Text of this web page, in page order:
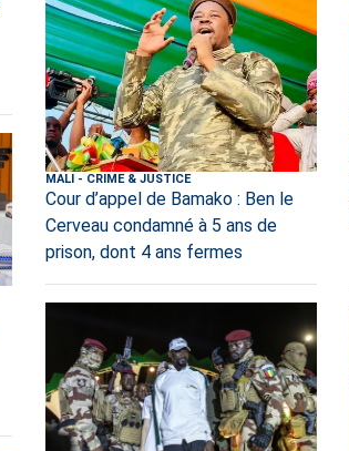
MALI- CRIME & JUSTICE
Cour d’appel de Bamako : Ben le
Cerveau condamné à 5 ans de
prison, dont 4 ans fermes